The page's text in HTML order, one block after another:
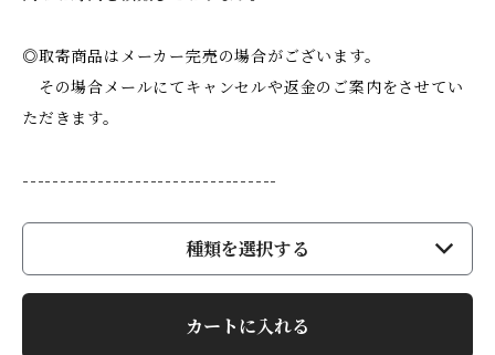
◎取寄商品はメーカー完売の場合がございます。
その場合メールにてキャンセルや返金のご案内をさせてい
ただきます。
----------------------------------
種類を選択する
カートに入れる